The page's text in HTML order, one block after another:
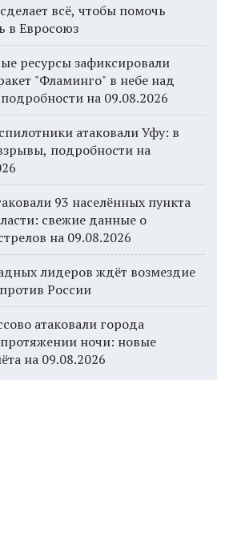
всё, чтобы помочь
в Евросоюз
ресурсы зафиксировали
"Фламинго" в небе над
подробности на 09.08.2026
атаковали Уфу: в
подробности на
93 населённых пункта
свежие данные о
на 09.08.2026
лидеров ждёт возмездие
России
атаковали города
ночи: новые
на 09.08.2026